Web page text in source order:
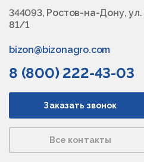
344093, Ростов-на-Дону,
81/1
bizon@bizonagro.com
8 (800) 222-43-03
Заказать звонок
Все контакты